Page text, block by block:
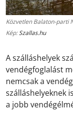
Közvetlen Balaton-parti
Kép:Szallas.hu
A szálláshelyek
vendégfoglalást
nemcsak a
szálláshelyeknek
a jobb